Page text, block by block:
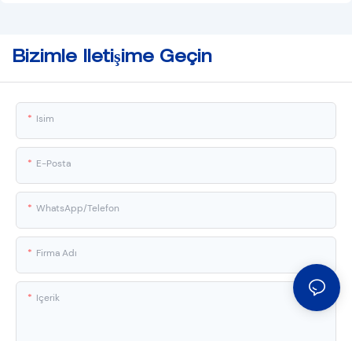
Bizimle Iletişime Geçin
Isim
E-Posta
WhatsApp/Telefon
Firma Adı
Içerik